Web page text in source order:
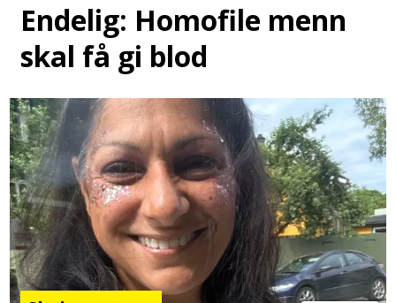
Endelig: Homofile menn
skal få gi blod